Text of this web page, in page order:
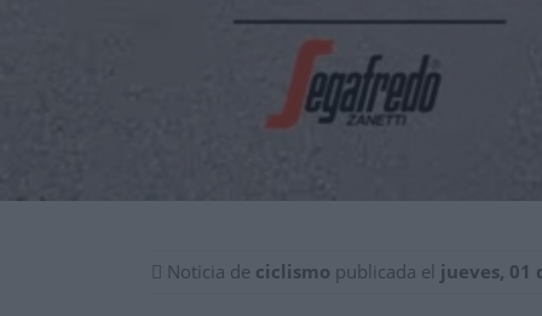
Noticia de ciclismo publicada el jueves, 01